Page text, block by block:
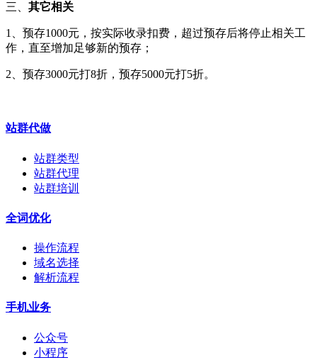
三、 其它相关
1、预存1000元，按实际收录扣费，超过预存后将停止相关工
作，直至增加足够新的预存；
2、预存3000元打8折，预存5000元打5折。
站群代做
站群类型
站群代理
站群培训
全词优化
操作流程
域名选择
解析流程
手机业务
公众号
小程序